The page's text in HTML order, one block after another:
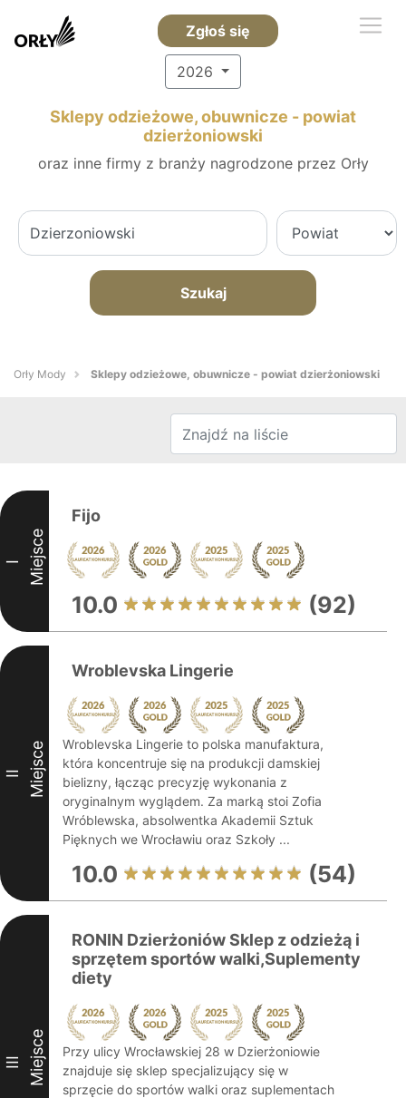
Zgłoś się
2026
Sklepy odzieżowe, obuwnicze - powiat
dzierżoniowski
oraz inne firmy z branży nagrodzone przez Orły
Szukaj
Orły Mody Sklepy odzieżowe, obuwnicze - powiat dzierżoniowski
I Miejsce
Fijo
10.0 (92)
II Miejsce
Wroblevska Lingerie
Wroblevska Lingerie to polska manufaktura,
która koncentruje się na produkcji damskiej
bielizny, łącząc precyzję wykonania z
oryginalnym wyglądem. Za marką stoi Zofia
Wróblewska, absolwentka Akademii Sztuk
Pięknych we Wrocławiu oraz Szkoły ...
10.0 (54)
III Miejsce
RONIN Dzierżoniów Sklep z odzieżą i
sprzętem sportów walki,Suplementy
diety
Przy ulicy Wrocławskiej 28 w Dzierżoniowie
znajduje się sklep specjalizujący się w
sprzęcie do sportów walki oraz suplementach